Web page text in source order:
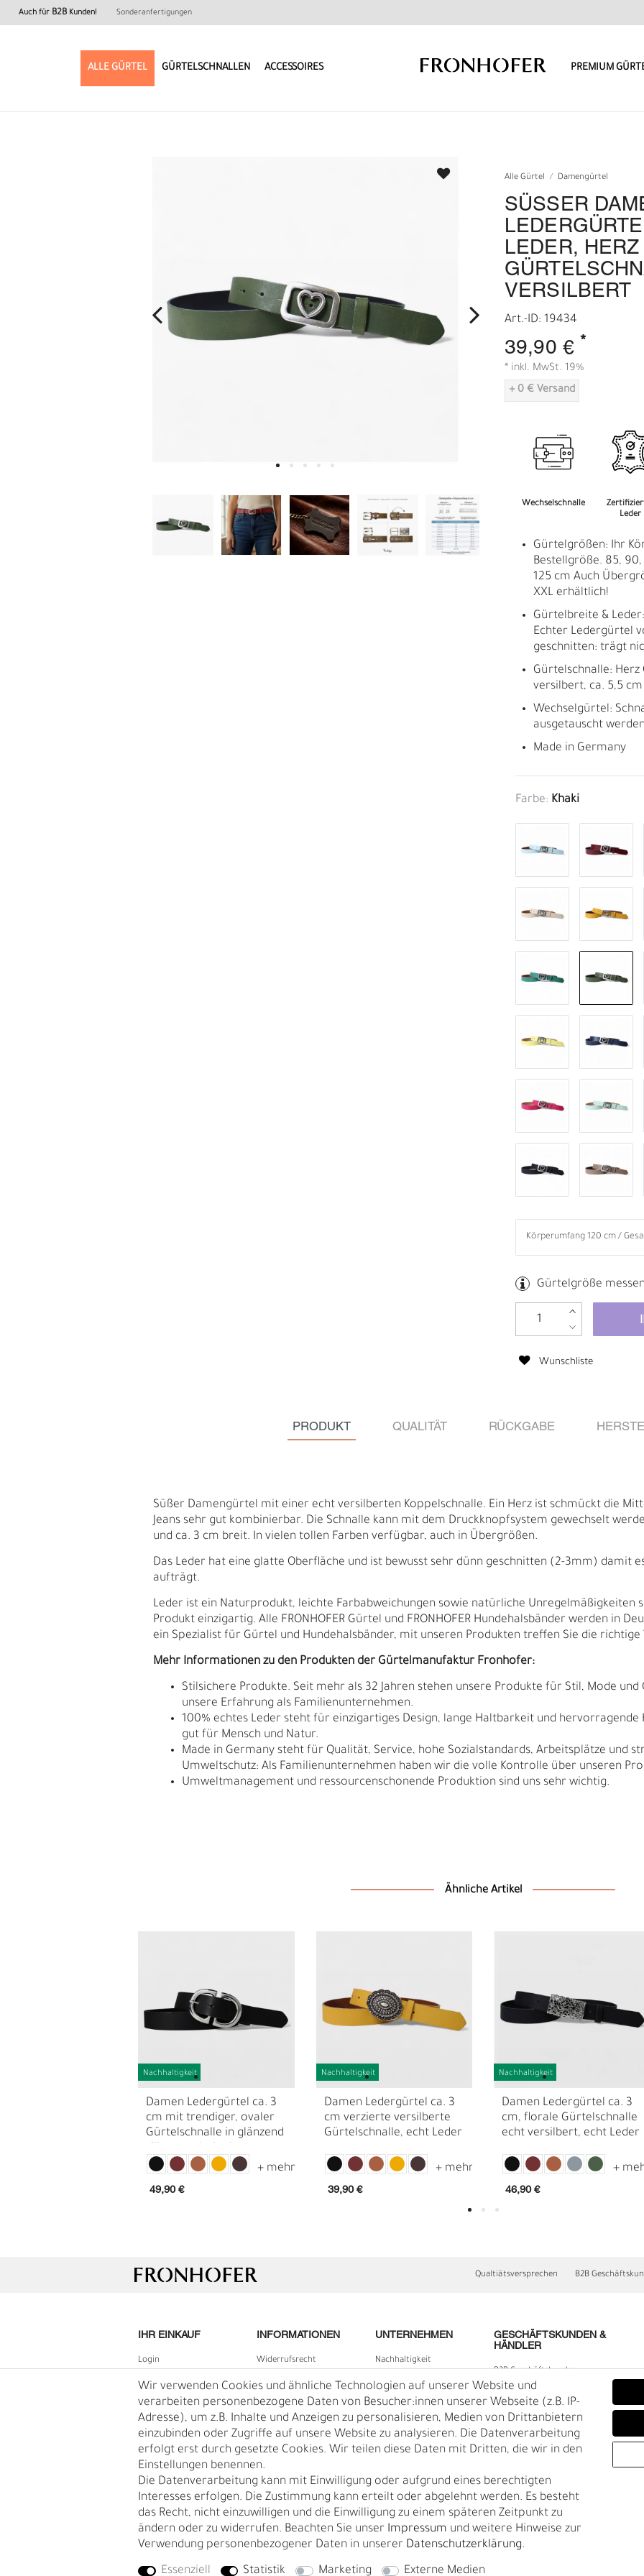
Auch für B2B Kunden! Sonderanfertigungen
ALLE GÜRTEL
R
GÜRTELSCHNALLEN
W
G
ACCESSOIRES
A
E
PREMIUM
E
H
R
Alle Gürtel Damengürtel
SÜSSER
EDER, HERZ G
ERSILBERT
Art.-ID: 19434
39,90 € *
* inkl. MwSt. 19%
+ 0 € Versand
Wechselschnalle
Leder
Gürtelgrößen: Ihr
Bestellgröße. 85, 90,
125 cm Auch
XXL erhältlich!
Gürtelbreite &
Echter Ledergürtel
geschnitten: trägt
Gürtelschnalle:
versilbert, ca. 5,5
Wechselgürtel:
ausgetauscht
Made in Germany
Farbe: Khaki
Gürtelgröße
Wunschliste
PRODUKT QUALITÄT RÜCKGABE
Süßer Damengürtel mit einer echt versilberten Koppelschnalle. Ein Herz ist schmückt die
Jeans sehr gut kombinierbar. Die Schnalle kann mit dem Druckknopfsystem gewechselt
und ca. 3 cm breit. In vielen tollen Farben verfügbar, auch in Übergrößen.
Das Leder hat eine glatte Oberfläche und ist bewusst sehr dünn geschnitten (2-3mm) damit
aufträgt.
Leder ist ein Naturprodukt, leichte Farbabweichungen sowie natürliche Unregelmäßigkeiten
Produkt einzigartig. Alle FRONHOFER Gürtel und FRONHOFER Hundehalsbänder werden in
ein Spezialist für Gürtel und Hundehalsbänder, mit unseren Produkten treffen Sie die richtige
Mehr Informationen zu den Produkten der Gürtelmanufaktur Fronhofer:
Stilsichere Produkte. Seit mehr als 32 Jahren stehen unsere Produkte für Stil, Mode
unsere Erfahrung als Familienunternehmen.
100% echtes Leder steht für einzigartiges Design, lange Haltbarkeit und
gut für Mensch und Natur.
Made in Germany steht für Qualität, Service, hohe Sozialstandards, Arbeitsplätze und
Umweltschutz: Als Familienunternehmen haben wir die volle Kontrolle über unseren
Umweltmanagement und ressourcenschonende Produktion sind uns sehr wichtig.
Ähnliche Artikel
Nachhaltigkeit
Damen Ledergürtel ca. 3
cm mit trendiger, ovaler
Gürtelschnalle in glänzend
49,90 €
Nachhaltigkeit
Damen Ledergürtel ca. 3
cm verzierte versilberte
Gürtelschnalle, echt Leder
39,90 €
Nachhaltigkeit
Damen Ledergürtel ca. 3
cm, florale Gürtelschnalle
echt versilbert, echt Leder
46,90 €
Qualtiätsversprechen B2B
IHR EINKAUF
Login
B2B Login
Registrieren
Wunschliste
Warenkorb
Kasse
INFORMATIONEN
Widerrufs­recht
Impressum
Daten­schutz­erklärung
AGB
Blog
Vertrag
widerrufen
UNTERNEHMEN
Nachhaltigkeit
Kontakt
Über uns
Rückgabe
Gürtelgröße messen
GESCHÄFTSKUNDEN &
HÄNDLER
B2B Geschäftskunden
Wir verwenden Cookies und ähnliche Technologien auf unserer Website und
verarbeiten personenbezogene Daten von Besucher:innen unserer Webseite (z.B. IP-
Adresse), um z.B. Inhalte und Anzeigen zu personalisieren, Medien von Drittanbietern
einzubinden oder Zugriffe auf unsere Website zu analysieren. Die Datenverarbeitung
erfolgt erst durch gesetzte Cookies. Wir teilen diese Daten mit Dritten, die wir in den
Einstellungen benennen.
Die Datenverarbeitung kann mit Einwilligung oder aufgrund eines berechtigten
Interesses erfolgen. Die Zustimmung kann erteilt oder abgelehnt werden. Es besteht
das Recht, nicht einzuwilligen und die Einwilligung zu einem späteren Zeitpunkt zu
ändern oder zu widerrufen. Beachten Sie unser Impressum und weitere Hinweise zur
Verwendung personenbezogener Daten in unserer Daten­schutz­erklärung.
Essenziell
Statistik Marketing Externe Medien